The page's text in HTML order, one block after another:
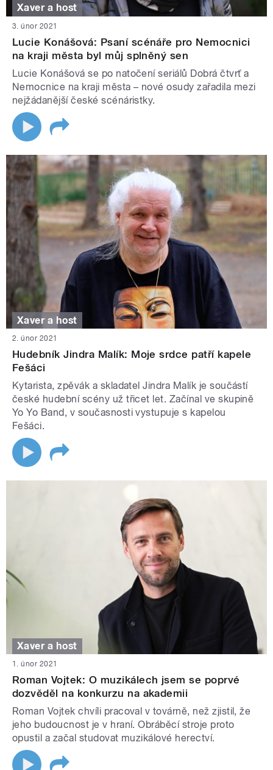
Xaver a host
3. únor 2021
Lucie Konášová: Psaní scénáře pro Nemocnici
na kraji města byl můj splněný sen
Lucie Konášová se po natočení seriálů Dobrá čtvrť a
Nemocnice na kraji města – nové osudy zařadila mezi
nejžádanější české scénáristky.
Xaver a host
2. únor 2021
Hudebník Jindra Malík: Moje srdce patří kapele
Fešáci
Kytarista, zpěvák a skladatel Jindra Malík je součástí
české hudební scény už třicet let. Začínal ve skupině
Yo Yo Band, v současnosti vystupuje s kapelou
Fešáci.
Xaver a host
1. únor 2021
Roman Vojtek: O muzikálech jsem se poprvé
dozvěděl na konkurzu na akademii
Roman Vojtek chvíli pracoval v továrně, než zjistil, že
jeho budoucnost je v hraní. Obráběcí stroje proto
opustil a začal studovat muzikálové herectví.